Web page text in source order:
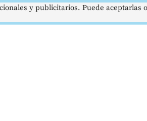
y publicitarios. Puede aceptarlas